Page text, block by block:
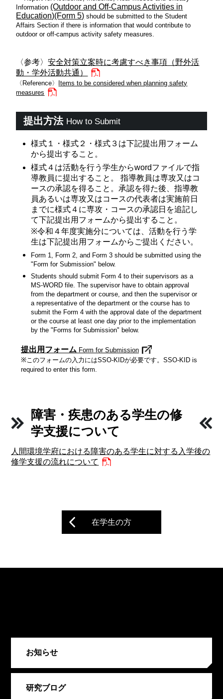
Information (Outdoor and Off-Campus Activities in
Education)(Form 5) should be submitted to the Student
Affairs Section if there is information that would contribute to
outdoor or off-campus activity safety measures.
〈参考〉安全対策立案時に考慮すべき事項（野外活
動・学外活動共通）
〈Reference〉
Items to be considered when planning safety
measures
提出方法 How to Submit
様式１・様式２・様式３は下記提出用フォーム
から提出すること。
様式４は活動を行う学生からwordファイルで指
導教員に提出すること。 指導教員は専攻又はコ
ースの承認を得ること。承認を得た後、指導教
員あるいは専攻又はコースの代表者は実施前日
までに様式４に専攻・コースの承認日を追記し
て下記提出用フォームから提出すること。
※令和４年度実施分については、活動を行う学
生は下記提出用フォームからご提出ください。
Form 1, Form 2, and Form 3 should be submitted using the
"Form for Submission" below.
Students should submit Form 4 to their supervisors as a
MS-WORD file. The supervisor have to obtain approval
from the department or course, and then the supervisor or
a representative of the department or the course has to
submit the Form 4 with the approval date of the department
or the course at least one day prior to the implementation
by the "Forms for Submission" below.
提出用フォーム Form for Submission
※このフォームの入力にはSSO-KIDが必要です。SSO-KID is
required to enter this form.
障害・疾患のある学生の修
学支援について
人間環境学府における障害のある学生に対する入学後の
修学支援の流れについて
在学生の方
お知らせ
研究ブログ